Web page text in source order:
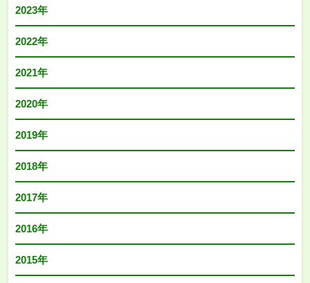
2023年
2022年
2021年
2020年
2019年
2018年
2017年
2016年
2015年